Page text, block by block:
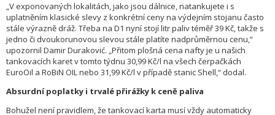
„V exponovaných lokalitách, jako jsou dálnice, natankujete i s
uplatněním klasické slevy z konkrétní ceny na výdejním stojanu často
stále výrazně dráž. Třeba na D1 nyní stojí litr paliv téměř 39 Kč, takže s
jedno či dvoukorunovou slevou stále platíte nadprůměrnou cenu,“
upozornil Damir Duraković. „Přitom plošná cena nafty je u našich
tankovacích karet v tomto týdnu 30,99 Kč/l na všech čerpačkách
EuroOil a RoBiN OIL nebo 31,99 Kč/l v případě stanic Shell,“ dodal.
Absurdní poplatky i trvalé přirážky k ceně paliva
Bohužel není pravidlem, že tankovací karta musí vždy automaticky